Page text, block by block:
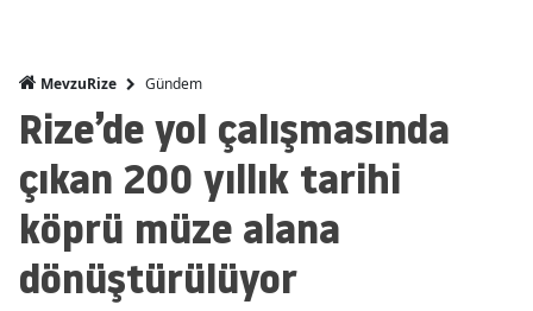
MevzuRize Gündem
Rize’de yol çalışmasında
çıkan 200 yıllık tarihi
köprü müze alana
dönüştürülüyor